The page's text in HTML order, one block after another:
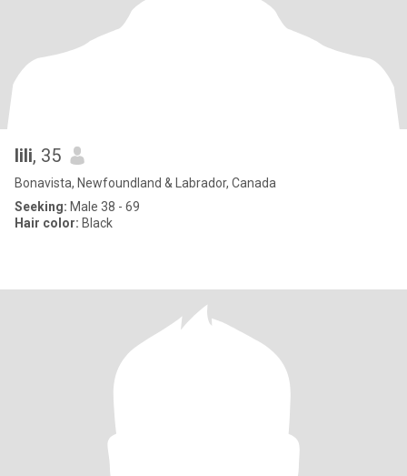
lili, 35
Bonavista, Newfoundland & Labrador, Canada
Seeking: Male 38 - 69
Hair color: Black